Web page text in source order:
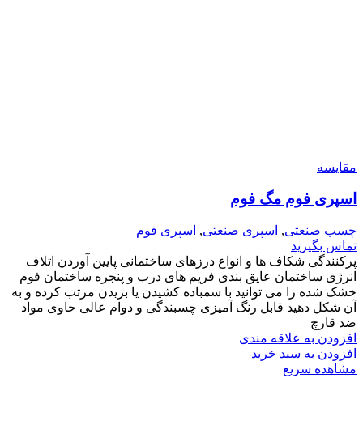
مقایسه
اسپری فوم مگ فوم
چسب صنعتی, اسپری صنعتی, اسپری فوم
تماس بگیرید
پرکنندگی شکاف ها و انواع درزهای ساختمانی پایین آوردن اتلاف
انرژی ساختمان عایق بندی فریم های درب و پنجره ساختمان فوم
خشک شده را می توانید با سمباده کشیدن یا بریدن مرتب کرده و به
آن شکل دهید قابل رنگ آمیزی چسبندگی و دوام عالی حاوی مواد
ضد قارچ
افزودن به علاقه مندی
افزودن به سبد خرید
مشاهده سریع